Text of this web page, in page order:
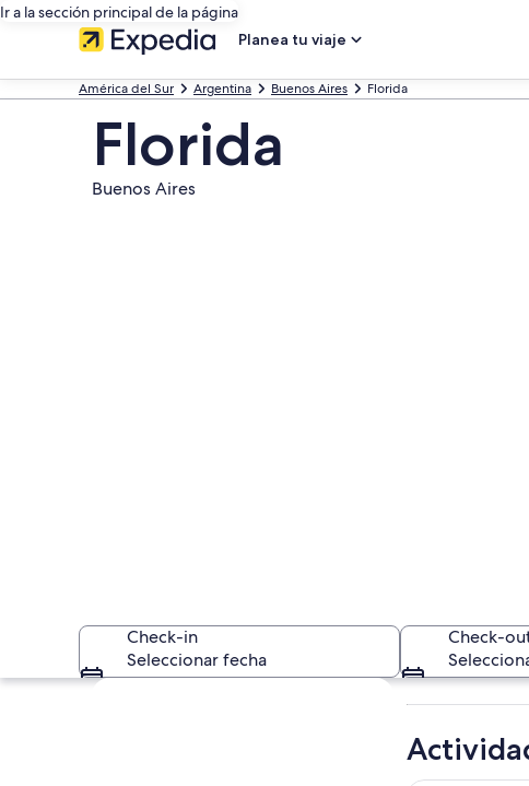
Ir a la sección principal de la página
Planea tu viaje
América del Sur Argentina Buenos Aires Florida
Florida
Buenos Aires
Check-in
Seleccionar fecha
Check-
Explorar mapa